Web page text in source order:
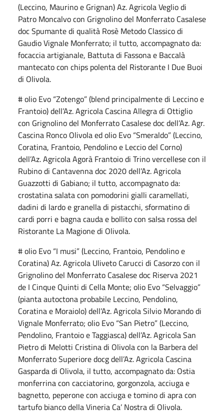
(Leccino, Maurino e Grignan) Az. Agricola Veglio di
Patro Moncalvo con Grignolino del Monferrato Casalese
doc Spumante di qualità Rosè Metodo Classico di
Gaudio Vignale Monferrato; il tutto, accompagnato da:
focaccia artigianale, Battuta di Fassona e Baccalà
mantecato con chips polenta del Ristorante I Due Buoi
di Olivola.
# olio Evo “Zotengo” (blend principalmente di Leccino e
Frantoio) dell’Az. Agricola Cascina Allegra di Ottiglio
con Grignolino del Monferrato Casalese doc dell’Az. Agr.
Cascina Ronco Olivola ed olio Evo “Smeraldo” (Leccino,
Coratina, Frantoio, Pendolino e Leccio del Corno)
dell’Az. Agricola Agorà Frantoio di Trino vercellese con il
Rubino di Cantavenna doc 2020 dell’Az. Agricola
Guazzotti di Gabiano; il tutto, accompagnato da:
crostatina salata con pomodorini gialli caramellati,
dadini di lardo e granella di pistacchi, sformatino di
cardi porri e bagna cauda e bollito con salsa rossa del
Ristorante La Magione di Olivola.
# olio Evo “I musi” (Leccino, Frantoio, Pendolino e
Coratina) Az. Agricola Uliveto Carucci di Casorzo con il
Grignolino del Monferrato Casalese doc Riserva 2021
de I Cinque Quinti di Cella Monte; olio Evo “Selvaggio”
(pianta autoctona probabile Leccino, Pendolino,
Coratina e Moraiolo) dell’Az. Agricola Silvio Morando di
Vignale Monferrato; olio Evo “San Pietro” (Leccino,
Pendolino, Frantoio e Taggiasca) dell’Az. Agricola San
Pietro di Melotti Cristina di Olivola con la Barbera del
Monferrato Superiore docg dell’Az. Agricola Cascina
Gasparda di Olivola, il tutto, accompagnato da: Ostia
monferrina con cacciatorino, gorgonzola, acciuga e
bagnetto, peperone con acciuga e tomino di apra con
tartufo bianco della Vineria Ca’ Nostra di Olivola.